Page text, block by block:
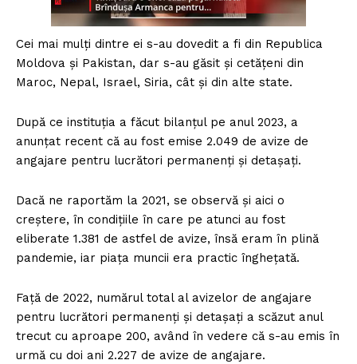
Cei mai mulţi dintre ei s-au dovedit a fi din Republica
Moldova şi Pakistan, dar s-au găsit şi cetăţeni din
Maroc, Nepal, Israel, Siria, cât şi din alte state.
După ce instituţia a făcut bilanţul pe anul 2023, a
anunţat recent că au fost emise 2.049 de avize de
angajare pentru lucrători permanenţi şi detaşaţi.
Dacă ne raportăm la 2021, se observă şi aici o
creştere, în condiţiile în care pe atunci au fost
eliberate 1.381 de astfel de avize, însă eram în plină
pandemie, iar piaţa muncii era practic îngheţată.
Faţă de 2022, numărul total al avizelor de angajare
pentru lucrători permanenţi şi detaşaţi a scăzut anul
trecut cu aproape 200, având în vedere că s-au emis în
urmă cu doi ani 2.227 de avize de angajare.